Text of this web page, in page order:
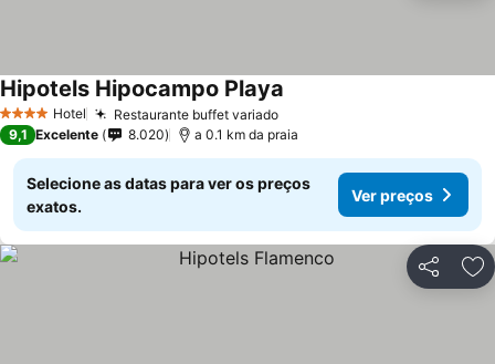
4 EstrelasHotel Restaurante buffet variadoVer preços
Hipotels Hipocampo Playa
9,1 Excelente 8.020 a 0.1 km da praia
Selecione as datas para ver os preços
exatos.
Ver preços
Partilhar